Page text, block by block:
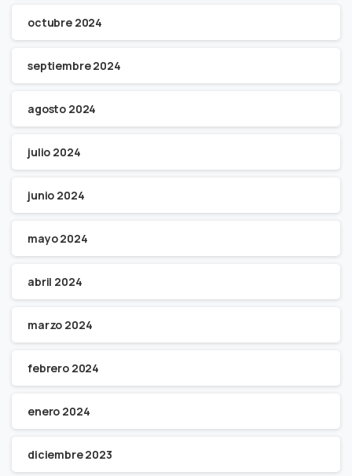
octubre 2024
septiembre 2024
agosto 2024
julio 2024
junio 2024
mayo 2024
abril 2024
marzo 2024
febrero 2024
enero 2024
diciembre 2023